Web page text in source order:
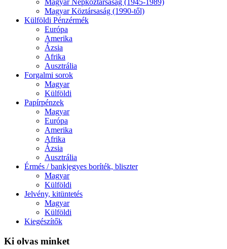
Magyar Népköztársaság (1945-1989)
Magyar Köztársaság (1990-től)
Külföldi Pénzérmék
Európa
Amerika
Ázsia
Afrika
Ausztrália
Forgalmi sorok
Magyar
Külföldi
Papírpénzek
Magyar
Európa
Amerika
Afrika
Ázsia
Ausztrália
Érmés / bankjegyes boríték, bliszter
Magyar
Külföldi
Jelvény, kitüntetés
Magyar
Külföldi
Kiegészítők
Ki olvas minket